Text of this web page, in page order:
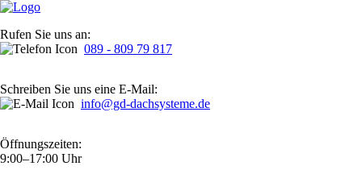
Rufen Sie uns an:
089 - 809 79 817
Schreiben Sie uns eine E-Mail:
info@gd-dachsysteme.de
Öffnungszeiten:
9:00–17:00 Uhr